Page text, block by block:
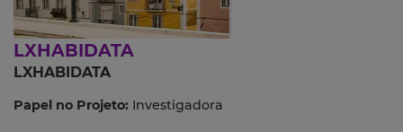
LXHABIDATA
LXHABIDATA
Papel no Projeto: Investigadora